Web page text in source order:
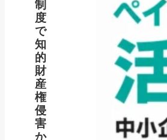
制
度
で
知
的
財
産
権
侵
害
か